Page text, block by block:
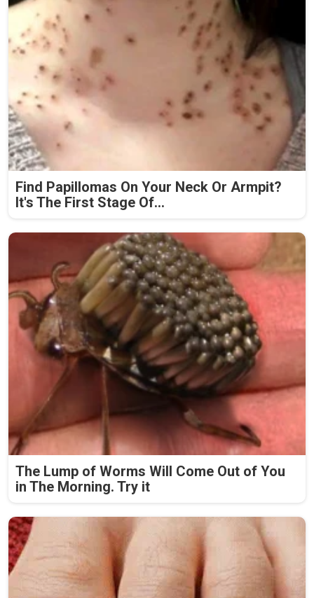
Find Papillomas On Your Neck Or Armpit?
It's The First Stage Of...
The Lump of Worms Will Come Out of You
in The Morning. Try it